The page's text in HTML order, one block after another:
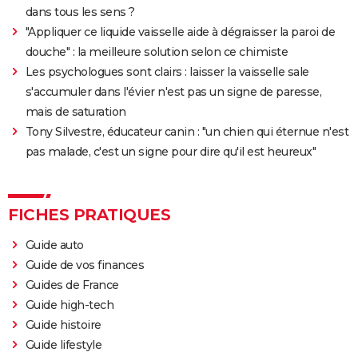
dans tous les sens ?
"Appliquer ce liquide vaisselle aide à dégraisser la paroi de
douche" : la meilleure solution selon ce chimiste
Les psychologues sont clairs : laisser la vaisselle sale
s'accumuler dans l'évier n'est pas un signe de paresse,
mais de saturation
Tony Silvestre, éducateur canin : "un chien qui éternue n'est
pas malade, c'est un signe pour dire qu'il est heureux"
FICHES PRATIQUES
Guide auto
Guide de vos finances
Guides de France
Guide high-tech
Guide histoire
Guide lifestyle